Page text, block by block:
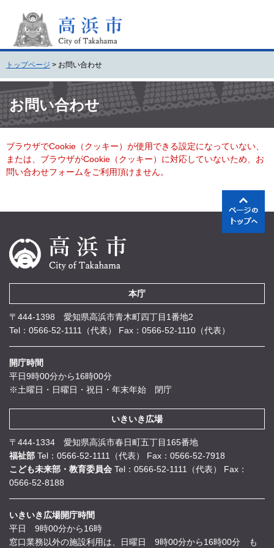
頭
で
す
。
飛
ば
し
て
本
へ
トップページ > お問い合わせ
文 お問い合わせ
ブラウザでCookie（クッキー）が使用できる設定になっていない、
または、ブラウザがCookie（クッキー）に対応していないため、お
問い合わせフォームをご利用頂けません。
本庁
〒444-1398 愛知県高浜市青木町四丁目1番地2
Tel：0566-52-1111（代表）
Fax：0566-52-1110（代表）
開庁時間
平日9時00分から16時00分
※土曜日・日曜日・祝日・年末年始 閉庁
いきいき広場
〒444-1334 愛知県高浜市春日町五丁目165番地
福祉部 Tel：0566-52-1111（代表）
Fax：0566-52-7918
こども未来部・教育委員会 Tel：0566-52-1111（代表）
Fax：
0566-52-8188
いきいき広場開庁時間
平日 9時00分から16時
窓口業務以外の施設利用は、日曜日 9時00分から16時00分 も